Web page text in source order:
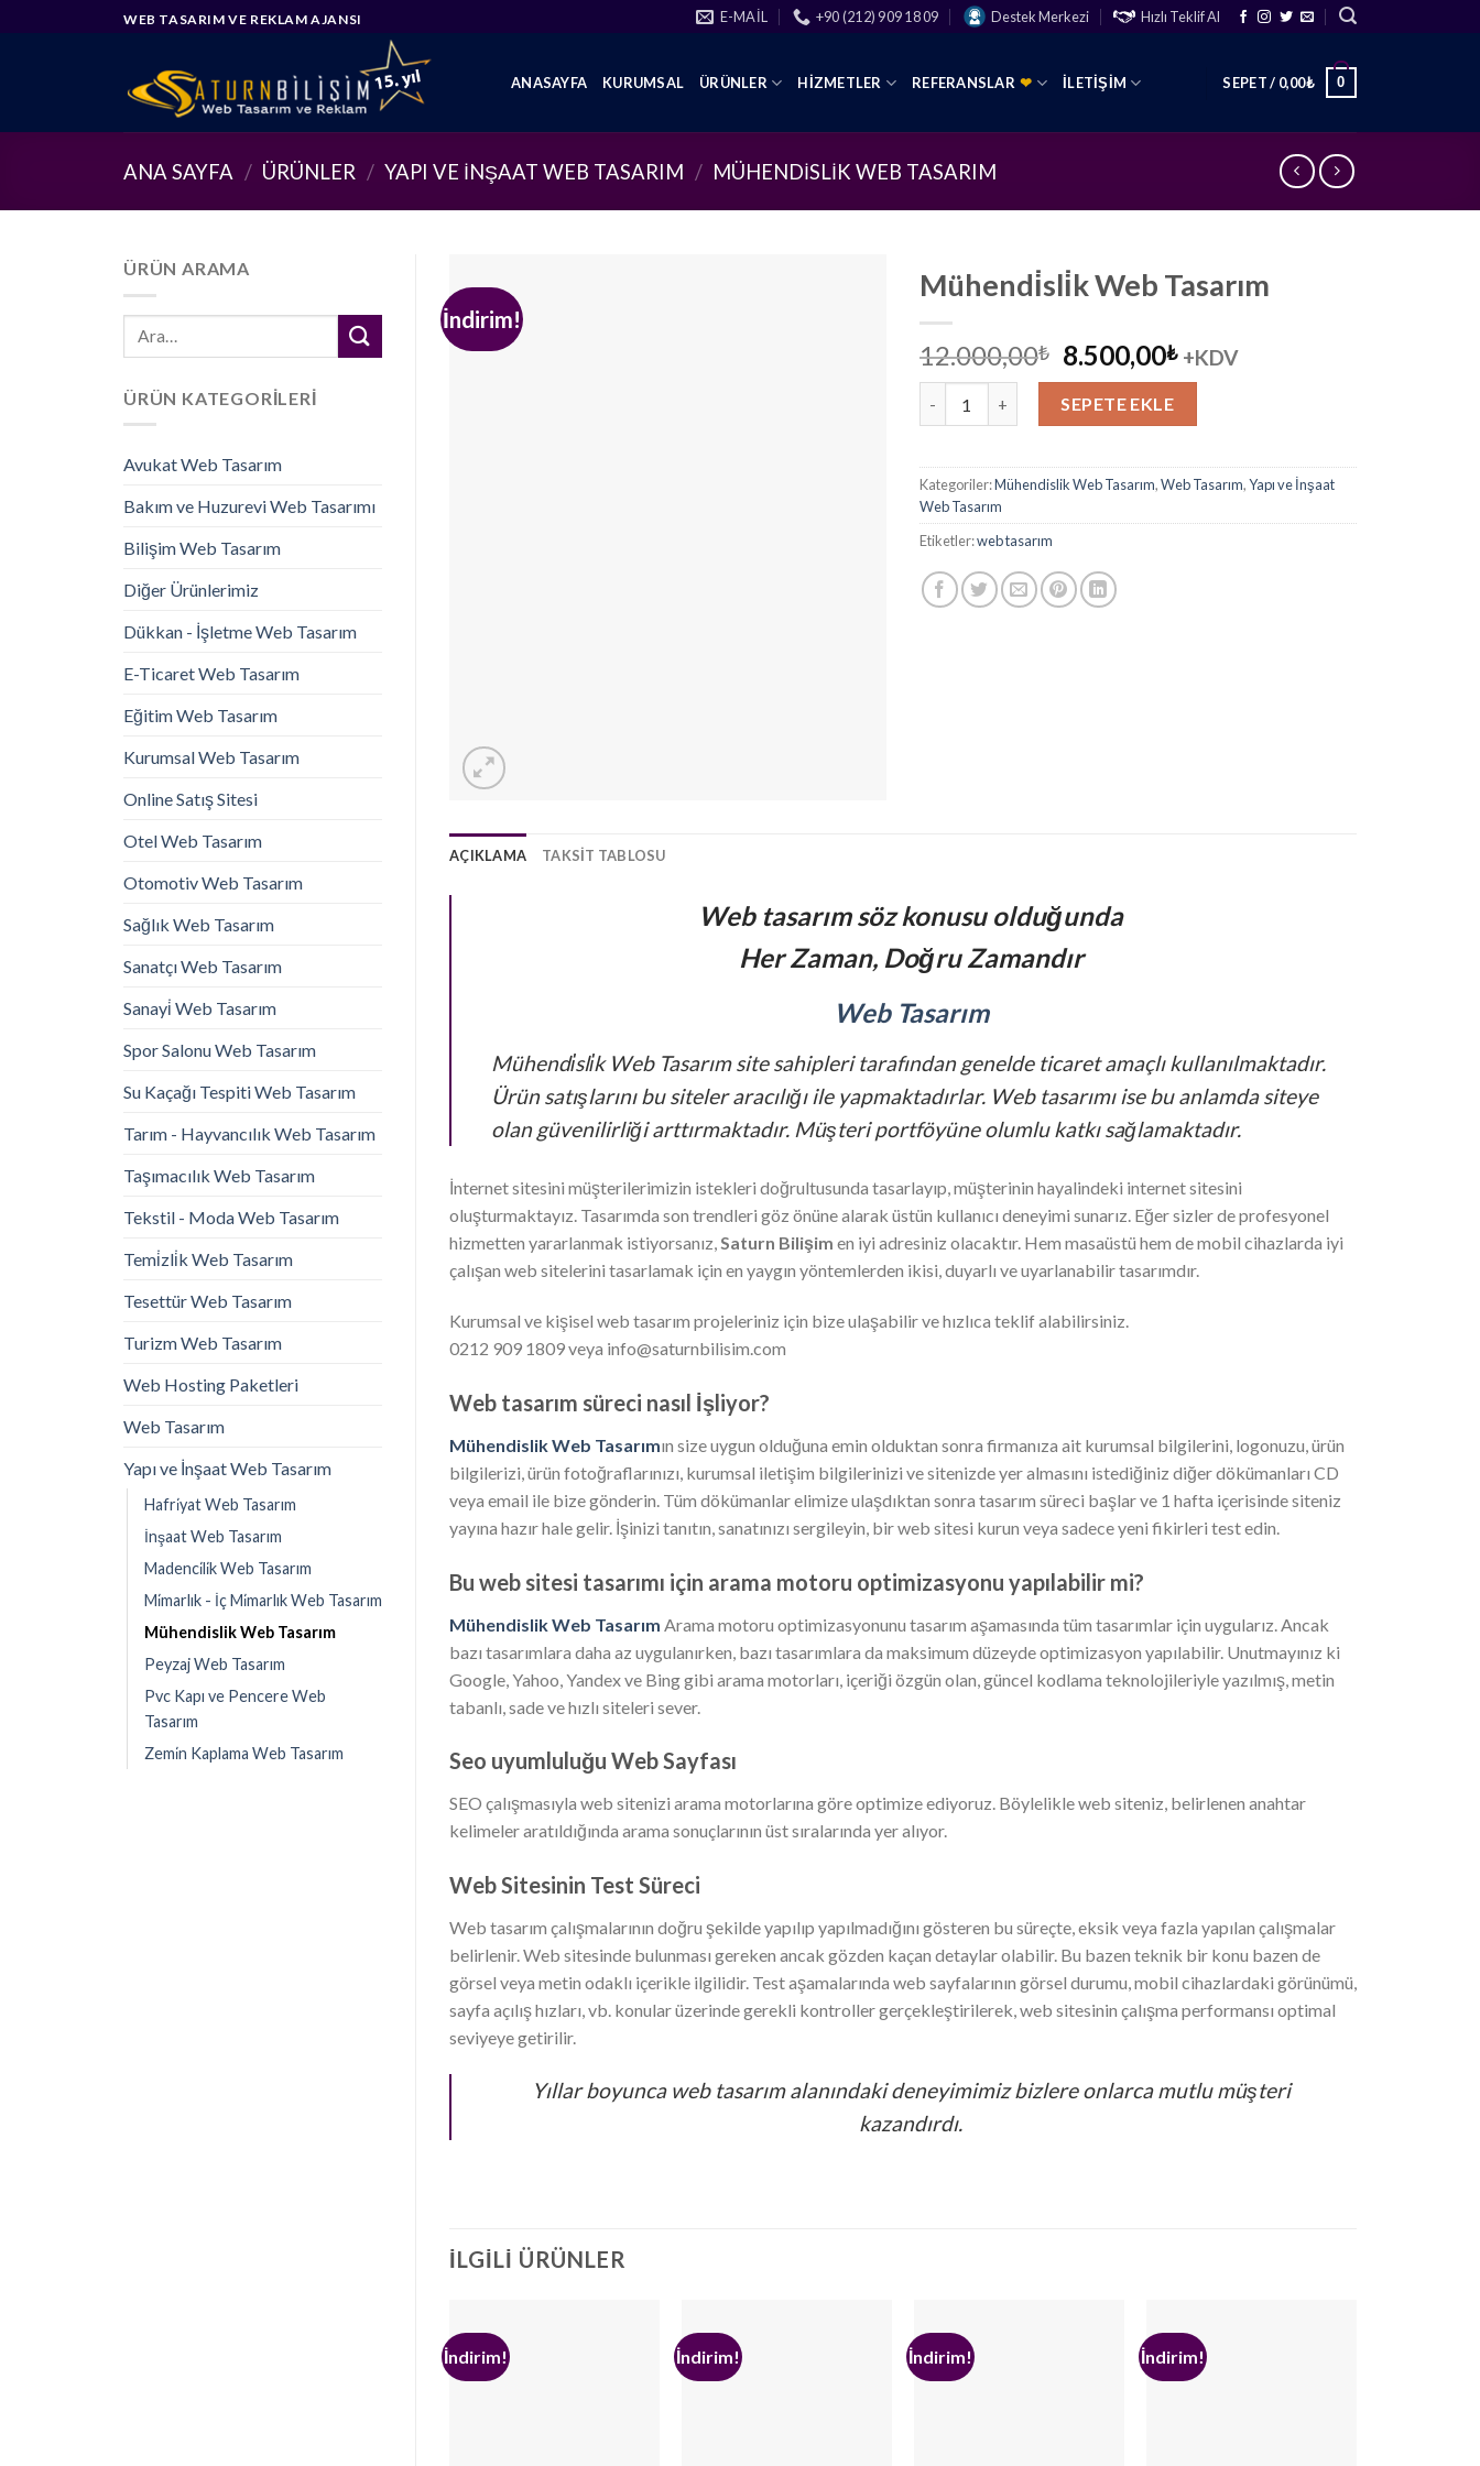
WEB TASARIM VE REKLAM AJANSI E-MAIL +90 (212) 909 18 09 Destek Merkezi Hızlı Teklif Al
ANASAYFA KURUMSAL ÜRÜNLER HIZMETLER REFERANSLAR❤ İLETIŞIM SEPET / 0,00₺ 0
ANA SAYFA / ÜRÜNLER / YAPI VE İNŞAAT WEB TASARIM / MÜHENDISLIK WEB TASARIM
ÜRÜN ARAMA
Ara:
ÜRÜN KATEGORILERI
Avukat Web Tasarım
Bakım ve Huzurevi Web Tasarımı
Bilişim Web Tasarım
Diğer Ürünlerimiz
Dükkan - İşletme Web Tasarım
E-Ticaret Web Tasarım
Eğitim Web Tasarım
Kurumsal Web Tasarım
Online Satış Sitesi
Otel Web Tasarım
Otomotiv Web Tasarım
Sağlık Web Tasarım
Sanatçı Web Tasarım
Sanayi̇ Web Tasarım
Spor Salonu Web Tasarım
Su Kaçağı Tespiti Web Tasarım
Tarım - Hayvancılık Web Tasarım
Taşımacılık Web Tasarım
Tekstil - Moda Web Tasarım
Temi̇zli̇k Web Tasarım
Tesettür Web Tasarım
Turizm Web Tasarım
Web Hosting Paketleri
Web Tasarım
Yapı ve İnşaat Web Tasarım
Hafri̇yat Web Tasarım
İnşaat Web Tasarım
Madenci̇li̇k Web Tasarım
Mi̇marlık - İç Mi̇marlık Web Tasarım
Mühendislik Web Tasarım
Peyzaj Web Tasarım
Pvc Kapı ve Pencere Web
Tasarım
Zemi̇n Kaplama Web Tasarım
İndirim!
Mühendi̇sli̇k Web Tasarım
12.000,00₺ Orijinal
fiyat:
12.000,00₺.
8.500,00₺Şu
andaki
8.500,00₺.
+KDV
SEPETE EKLE
Kategoriler:Mühendislik Web Tasarım,Web Tasarım,Yapı ve İnşaat
Web Tasarım
Etiketler:web tasarım
AÇIKLAMA TAKSIT TABLOSU
Web tasarım söz konusu olduğunda
Her Zaman, Doğru Zamandır
Web Tasarım
Mühendi̇sli̇k Web Tasarım site sahipleri tarafından genelde ticaret amaçlı kullanılmaktadır.
Ürün satışlarını bu siteler aracılığı ile yapmaktadırlar. Web tasarımı ise bu anlamda siteye
olan güvenilirliği arttırmaktadır. Müşteri portföyüne olumlu katkı sağlamaktadır.
İnternet sitesini müşterilerimizin istekleri doğrultusunda tasarlayıp, müşterinin hayalindeki internet sitesini
oluşturmaktayız. Tasarımda son trendleri göz önüne alarak üstün kullanıcı deneyimi sunarız. Eğer sizler de profesyonel
hizmetten yararlanmak istiyorsanız,Saturn Bilişim en iyi adresiniz olacaktır. Hem masaüstü hem de mobil cihazlarda iyi
çalışan web sitelerini tasarlamak için en yaygın yöntemlerden ikisi, duyarlı ve uyarlanabilir tasarımdır.
Kurumsal ve kişisel web tasarım projeleriniz için bize ulaşabilir ve hızlıca teklif alabilirsiniz.
0212 909 1809 veya info@saturnbilisim.com
Web tasarım süreci nasıl İşliyor?
Mühendislik Web Tasarımın size uygun olduğuna emin olduktan sonra firmanıza ait kurumsal bilgilerini, logonuzu, ürün
bilgilerizi, ürün fotoğraflarınızı, kurumsal iletişim bilgilerinizi ve sitenizde yer almasını istediğiniz diğer dökümanları CD
veya email ile bize gönderin. Tüm dökümanlar elimize ulaşdıktan sonra tasarım süreci başlar ve 1 hafta içerisinde siteniz
yayına hazır hale gelir. İşinizi tanıtın, sanatınızı sergileyin, bir web sitesi kurun veya sadece yeni fikirleri test edin.
Bu web sitesi tasarımı için arama motoru optimizasyonu yapılabilir mi?
Mühendislik Web Tasarım Arama motoru optimizasyonunu tasarım aşamasında tüm tasarımlar için uygularız. Ancak
bazı tasarımlara daha az uygulanırken, bazı tasarımlara da maksimum düzeyde optimizasyon yapılabilir. Unutmayınız ki
Google, Yahoo, Yandex ve Bing gibi arama motorları, içeriği özgün olan, güncel kodlama teknolojileriyle yazılmış, metin
tabanlı, sade ve hızlı siteleri sever.
Seo uyumluluğu Web Sayfası
SEO çalışmasıyla web sitenizi arama motorlarına göre optimize ediyoruz. Böylelikle web siteniz, belirlenen anahtar
kelimeler aratıldığında arama sonuçlarının üst sıralarında yer alıyor.
Web Sitesinin Test Süreci
Web tasarım çalışmalarının doğru şekilde yapılıp yapılmadığını gösteren bu süreçte, eksik veya fazla yapılan çalışmalar
belirlenir. Web sitesinde bulunması gereken ancak gözden kaçan detaylar olabilir. Bu bazen teknik bir konu bazen de
görsel veya metin odaklı içerikle ilgilidir. Test aşamalarında web sayfalarının görsel durumu, mobil cihazlardaki görünümü,
sayfa açılış hızları, vb. konular üzerinde gerekli kontroller gerçekleştirilerek, web sitesinin çalışma performansı optimal
seviyeye getirilir.
Yıllar boyunca web tasarım alanındaki deneyimimiz bizlere onlarca mutlu müşteri
kazandırdı.
İLGILI ÜRÜNLER
İndirim! İndirim! İndirim! İndirim!